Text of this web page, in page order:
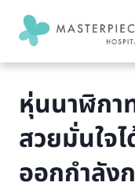
content
หุ่นนาฬิกา
สวยมั่นใจ
ออกกำลัง